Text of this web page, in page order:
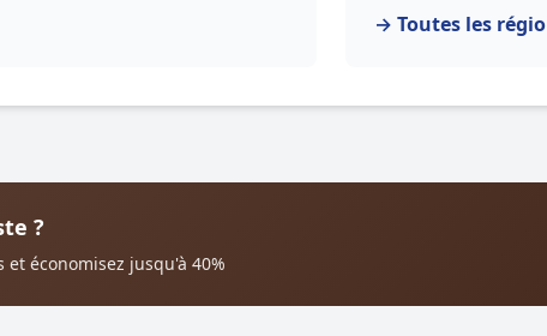
→ Toutes les
?
économisez jusqu'à 40%